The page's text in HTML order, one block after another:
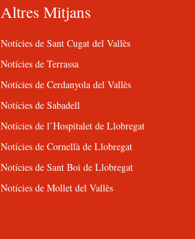
Altres Mitjans
Notícies de Sant Cugat del Vallès
Notícies de Terrassa
Notícies de Cerdanyola del Vallès
Notícies de Sabadell
Notícies de l’Hospitalet de Llobregat
Notícies de Cornellà de Llobregat
Notícies de Sant Boi de Llobregat
Notícies de Mollet del Vallès